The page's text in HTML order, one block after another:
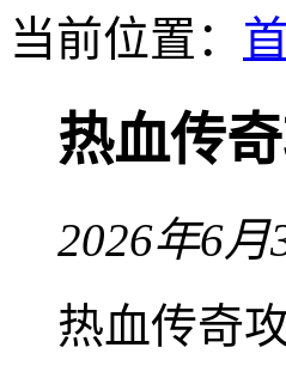
当前位置：
热血传
2026年6月
热血传奇